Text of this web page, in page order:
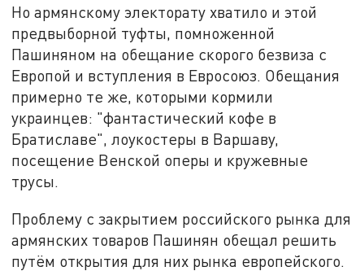
Но армянскому электорату хватило и этой
предвыборной туфты, помноженной
Пашиняном на обещание скорого безвиза с
Европой и вступления в Евросоюз. Обещания
примерно те же, которыми кормили
украинцев: "фантастический кофе в
Братиславе", лоукостеры в Варшаву,
посещение Венской оперы и кружевные
трусы.
Проблему с закрытием российского рынка для
армянских товаров Пашинян обещал решить
путём открытия для них рынка европейского.